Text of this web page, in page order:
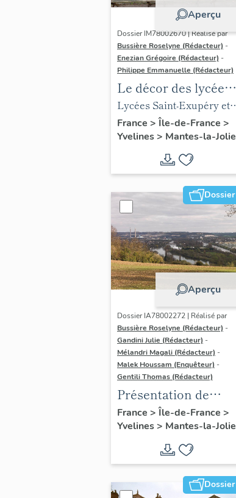
Aperçu
Dossier IM78002670 | Réalisé par
Bussière Roselyne (Rédacteur) -
Enezian Grégoire (Rédacteur) -
Philippe Emmanuelle (Rédacteur)
Le décor des lycées
de Mantes
Lycées Saint-Exupéry et
Jean Rostand
France > Île-de-France >
Yvelines> Mantes-la-Jolie
Dossier
Aperçu
Dossier IA78002272 | Réalisé par
Bussière Roselyne (Rédacteur) -
Gandini Julie (Rédacteur) -
Mélandri Magali (Rédacteur) -
Malek Houssam (Enquêteur) -
Gentili Thomas (Rédacteur)
Présentation de
l'étude
France > Île-de-France >
Yvelines> Mantes-la-Jolie
Dossier